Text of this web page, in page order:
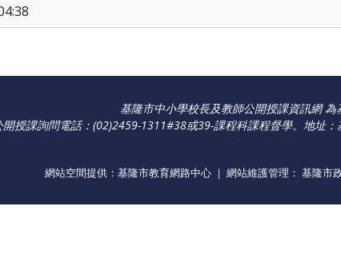
基隆市中小學校長及教師公開授課資訊網 為
開授課詢問電話：(02)2459-1311#38或39-課程科課程督學。 地址：
網站空間提供：基隆市教育網路中心 ｜ 網站維護管理： 基隆